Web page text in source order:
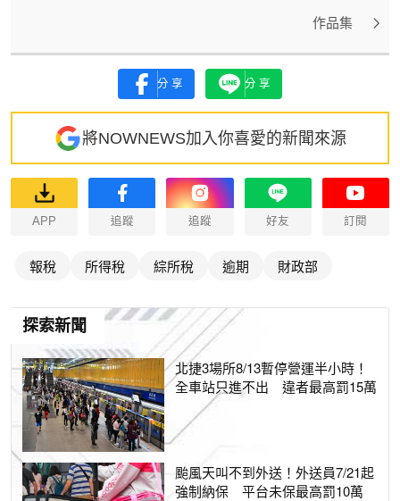
作品集
分享 分享
將NOWNEWS加入你喜愛的新聞來源
APP 追蹤 追蹤 好友 訂閱
報稅 所得稅 綜所稅 逾期 財政部
探索新聞
北捷3場所8/13暫停營運半小時！
全車站只進不出 違者最高罰15萬
颱風天叫不到外送！外送員7/21起
強制納保 平台未保最高罰10萬